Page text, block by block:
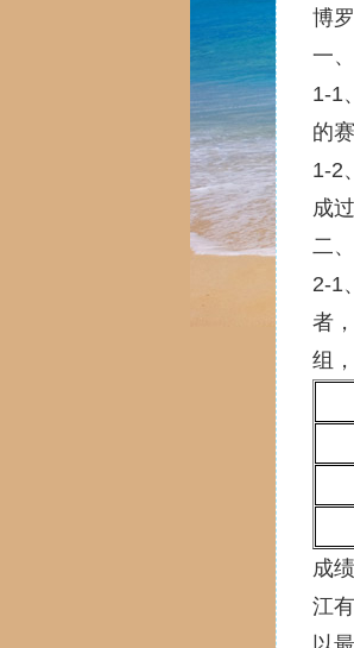
博
一
1-1
的
1-2
成
二
2-1
者
组
成
江